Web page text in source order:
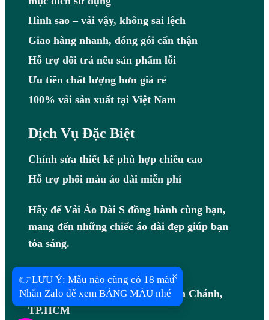
Hình sao – vải vậy, không sai lệch
Giao hàng nhanh, đóng gói cẩn thận
Hỗ trợ đổi trả nếu sản phẩm lỗi
Ưu tiên chất lượng hơn giá rẻ
100% vải sản xuất tại Việt Nam
Dịch Vụ Đặc Biệt
Chỉnh sửa thiết kế phù hợp chiều cao
Hỗ trợ phối màu áo dài miễn phí
Hãy để Vải Áo Dài S đồng hành cùng bạn,
mang đến những chiếc áo dài đẹp giúp bạn
tỏa sáng.
Hotline: 0983408097
Địa chỉ: B7/7R Võ Văn Vân, Bình Chánh,
TP.HCM
×
👉LƯU Ý: Mẫu nào cũng có 18 màu
Nhắn Zalo để xem BẢNG MÀU nhé